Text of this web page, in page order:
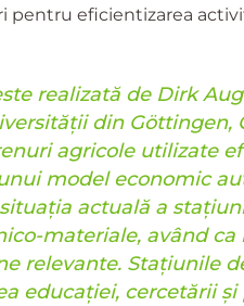
pentru eficientizarea
realizată de Dirk
din Göttingen,
agricole utilizate
model economic
actuală a
materiale, având
relevante. Stațiunile
educației, cercetării